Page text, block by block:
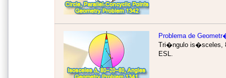
Problema de
Tri�ngulo is�sceles,
ESL.